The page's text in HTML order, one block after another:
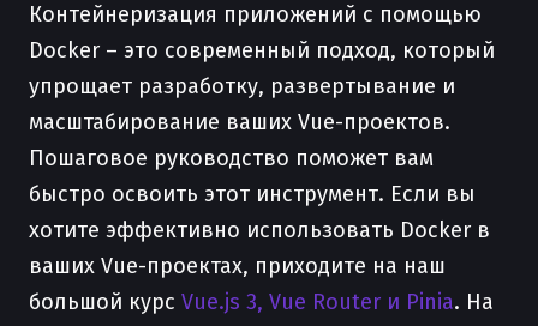
Контейнеризация приложений с помощью
Docker – это современный подход, который
упрощает разработку, развертывание и
масштабирование ваших Vue-проектов.
Пошаговое руководство поможет вам
быстро освоить этот инструмент. Если вы
хотите эффективно использовать Docker в
ваших Vue-проектах, приходите на наш
большой курс Vue.js 3, Vue Router и Pinia. На